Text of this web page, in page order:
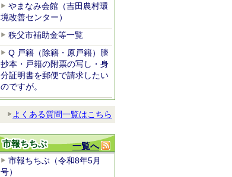
やまなみ会館（吉田農村環
境改善センター）
秩父市補助金等一覧
Q 戸籍（除籍・原戸籍）謄
抄本・戸籍の附票の写し・身
分証明書を郵便で請求したい
のですが。
よくある質問一覧はこちら
一覧へ
市報ちちぶ
市報ちちぶ（令和8年5月
号）